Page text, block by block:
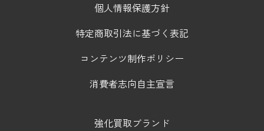
個人情報保護方針
特定商取引法に基づく表記
コンテンツ制作ポリシー
消費者志向自主宣言
強化買取ブランド